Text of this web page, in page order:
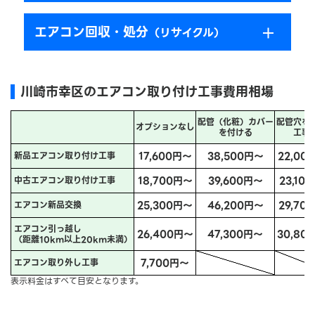
エアコン回収・処分 （リサイクル）
川崎市幸区のエアコン取り付け工事費用相場
オプションなし 配管（化粧）カバー
を付ける
配管穴を
工事
新品エアコン取り付け工事
17,600円～ 38,500円～ 22,000
中古エアコン取り付け工事 18,700円～ 39,600円～ 23,100
エアコン新品交換 25,300円～ 46,200円～ 29,700
エアコン引っ越し
（距離10km以上20km未満） 26,400円～ 47,300円～ 30,800
エアコン取り外し工事 7,700円～
表示料金はすべて目安となります。